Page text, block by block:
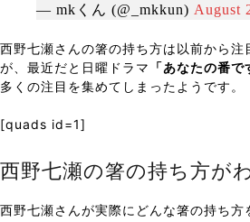
— mkくん (@_mkkun) August
西野七瀬さんの箸の持ち方は以前から注
が、最近だと日曜ドラマ 「あなたの番で
多くの注目を集めてしまったようです。
[quads id=1]
西野七瀬の箸の持ち方が
西野七瀬さんが実際にどんな箸の持ち方